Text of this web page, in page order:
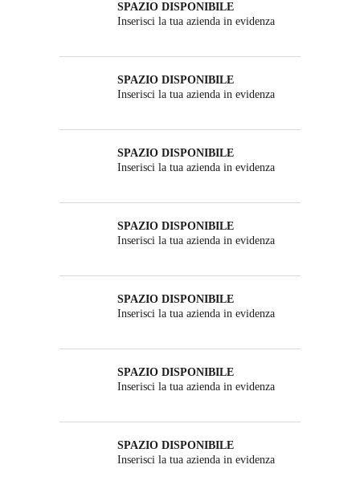
SPAZIO DISPONIBILE
Inserisci la tua azienda in evidenza
SPAZIO DISPONIBILE
Inserisci la tua azienda in evidenza
SPAZIO DISPONIBILE
Inserisci la tua azienda in evidenza
SPAZIO DISPONIBILE
Inserisci la tua azienda in evidenza
SPAZIO DISPONIBILE
Inserisci la tua azienda in evidenza
SPAZIO DISPONIBILE
Inserisci la tua azienda in evidenza
SPAZIO DISPONIBILE
Inserisci la tua azienda in evidenza